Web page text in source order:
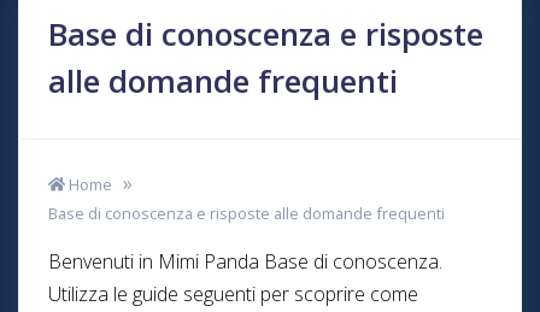
Base di conoscenza e risposte
alle domande frequenti
Home
Base di conoscenza e risposte alle domande frequenti
Benvenuti in Mimi Panda Base di conoscenza.
Utilizza le guide seguenti per scoprire come